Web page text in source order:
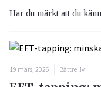
Har du märkt att du
19 mars, 2026 Bättre liv